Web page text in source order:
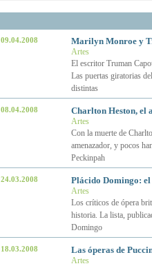
09.04.2008 Marilyn Monroe y
Artes
El escritor Truman
Las puertas giratorias
distintas
08.04.2008 Charlton Heston, el
Artes
Con la muerte de
amenazador, y pocos
Peckinpah
24.03.2008 Plácido Domingo:
Artes
Los críticos de ópera
historia. La lista,
Domingo
18.03.2008 Las óperas de
Artes